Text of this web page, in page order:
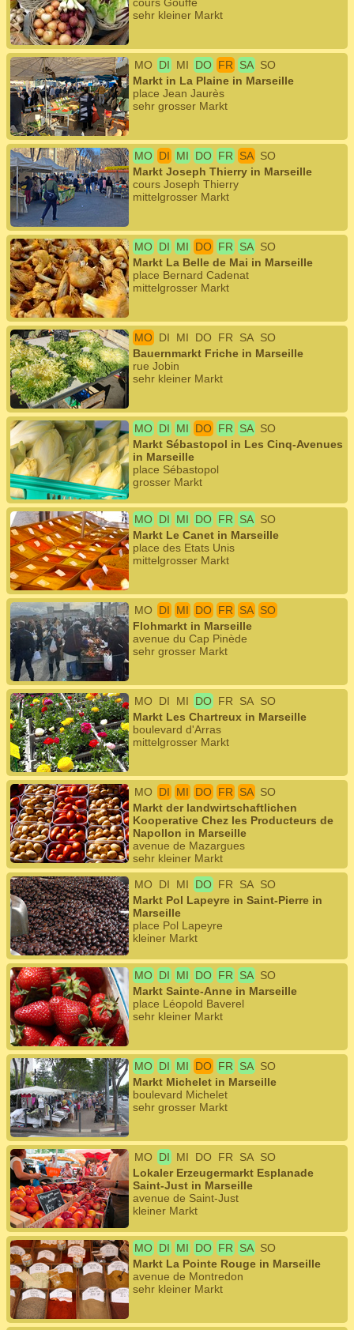
sehr kleiner Markt
MO DI MI DO FR SA SO
Markt in La Plaine in Marseille
place Jean Jaurès
sehr grosser Markt
MO DI MI DO FR SA SO
Markt Joseph Thierry in Marseille
cours Joseph Thierry
mittelgrosser Markt
MO DI MI DO FR SA SO
Markt La Belle de Mai in Marseille
place Bernard Cadenat
mittelgrosser Markt
MO DI MI DO FR SA SO
Bauernmarkt Friche in Marseille
rue Jobin
sehr kleiner Markt
MO DI MI DO FR SA SO
Markt Sébastopol in Les Cinq-Avenues
in Marseille
place Sébastopol
grosser Markt
MO DI MI DO FR SA SO
Markt Le Canet in Marseille
place des Etats Unis
mittelgrosser Markt
MO DI MI DO FR SA SO
Flohmarkt in Marseille
avenue du Cap Pinède
sehr grosser Markt
MO DI MI DO FR SA SO
Markt Les Chartreux in Marseille
boulevard d'Arras
mittelgrosser Markt
MO DI MI DO FR SA SO
Markt der landwirtschaftlichen
Kooperative Chez les Producteurs de
Napollon in Marseille
avenue de Mazargues
sehr kleiner Markt
MO DI MI DO FR SA SO
Markt Pol Lapeyre in Saint-Pierre in
Marseille
place Pol Lapeyre
kleiner Markt
MO DI MI DO FR SA SO
Markt Sainte-Anne in Marseille
place Léopold Baverel
sehr kleiner Markt
MO DI MI DO FR SA SO
Markt Michelet in Marseille
boulevard Michelet
sehr grosser Markt
MO DI MI DO FR SA SO
Lokaler Erzeugermarkt Esplanade
Saint-Just in Marseille
avenue de Saint-Just
kleiner Markt
MO DI MI DO FR SA SO
Markt La Pointe Rouge in Marseille
avenue de Montredon
sehr kleiner Markt